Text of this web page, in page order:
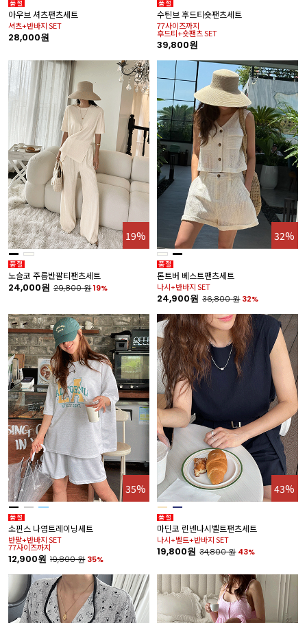
아우브 셔츠팬츠세트
셔츠+반바지 SET
28,000원
수틴브 후드티숏팬츠세트
77사이즈까지
후드티+숏팬츠 SET
39,800원
19%
노슬코 주름반팔티팬츠세트
24,000원 29,800원19%
32%
톤트버 베스트팬츠세트
나시+반바지 SET
24,900원 36,800원 32%
35%
소핀스 나염트레이닝세트
반팔+반바지 SET
77사이즈까지
12,900원 19,800원 35%
43%
마딘코 린넨나시벨트팬츠세트
나시+벨트+반바지 SET
19,800원 34,800원 43%